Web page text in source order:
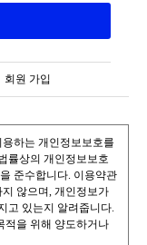
회원 가입